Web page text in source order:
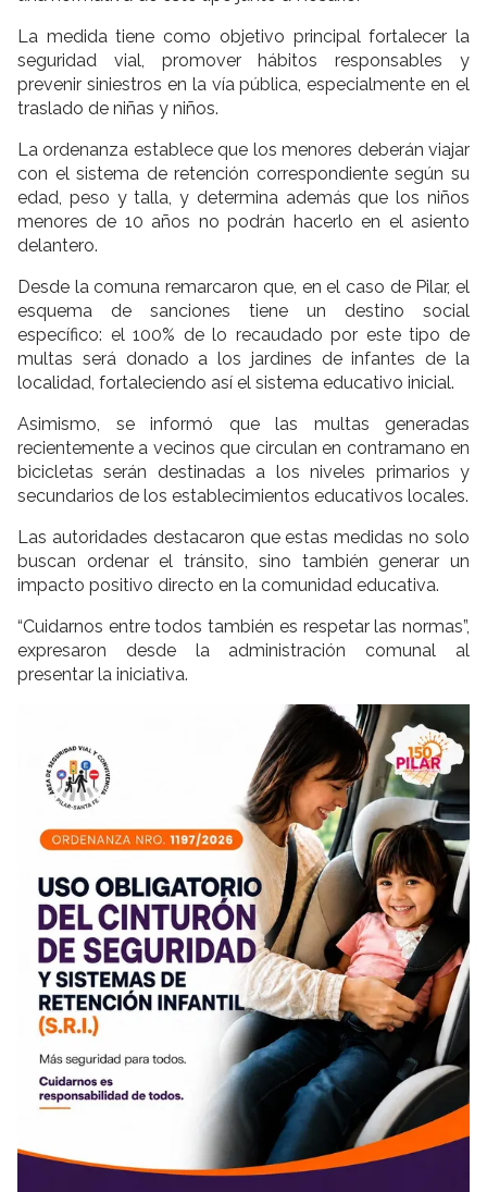
La medida tiene como objetivo principal fortalecer la
seguridad vial, promover hábitos responsables y
prevenir siniestros en la vía pública, especialmente en el
traslado de niñas y niños.
La ordenanza establece que los menores deberán viajar
con el sistema de retención correspondiente según su
edad, peso y talla, y determina además que los niños
menores de 10 años no podrán hacerlo en el asiento
delantero.
Desde la comuna remarcaron que, en el caso de Pilar, el
esquema de sanciones tiene un destino social
específico: el 100% de lo recaudado por este tipo de
multas será donado a los jardines de infantes de la
localidad, fortaleciendo así el sistema educativo inicial.
Asimismo, se informó que las multas generadas
recientemente a vecinos que circulan en contramano en
bicicletas serán destinadas a los niveles primarios y
secundarios de los establecimientos educativos locales.
Las autoridades destacaron que estas medidas no solo
buscan ordenar el tránsito, sino también generar un
impacto positivo directo en la comunidad educativa.
“Cuidarnos entre todos también es respetar las normas”,
expresaron desde la administración comunal al
presentar la iniciativa.